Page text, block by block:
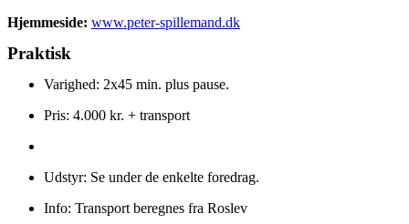
Hjemmeside: www.peter-spillemand.dk
Praktisk
Varighed: 2x45 min. plus pause.
Pris: 4.000 kr. + transport
Udstyr: Se under de enkelte foredrag.
Info: Transport beregnes fra Roslev